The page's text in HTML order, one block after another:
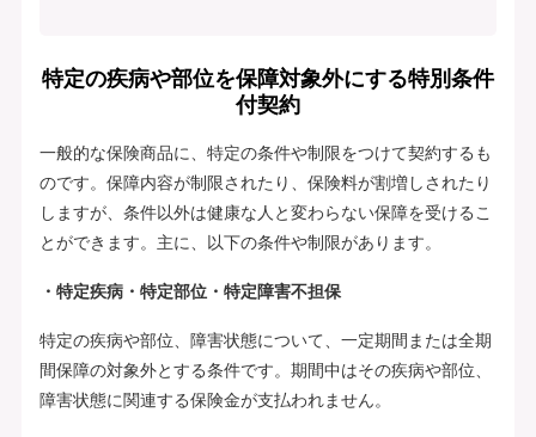
特定の疾病や部位を保障対象外にする特別条件
付契約
一般的な保険商品に、特定の条件や制限をつけて契約するも
のです。保障内容が制限されたり、保険料が割増しされたり
しますが、条件以外は健康な人と変わらない保障を受けるこ
とができます。主に、以下の条件や制限があります。
・特定疾病・特定部位・特定障害不担保
特定の疾病や部位、障害状態について、一定期間または全期
間保障の対象外とする条件です。期間中はその疾病や部位、
障害状態に関連する保険金が支払われません。